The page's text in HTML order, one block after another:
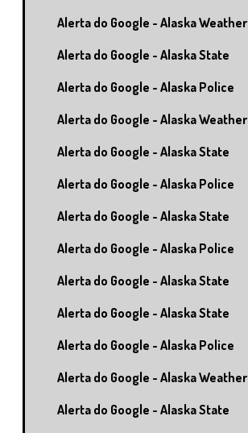
Alerta do Google - Alaska Weather
Alerta do Google - Alaska State
Alerta do Google - Alaska Police
Alerta do Google - Alaska Weather
Alerta do Google - Alaska State
Alerta do Google - Alaska Police
Alerta do Google - Alaska State
Alerta do Google - Alaska Police
Alerta do Google - Alaska State
Alerta do Google - Alaska State
Alerta do Google - Alaska Police
Alerta do Google - Alaska Weather
Alerta do Google - Alaska State